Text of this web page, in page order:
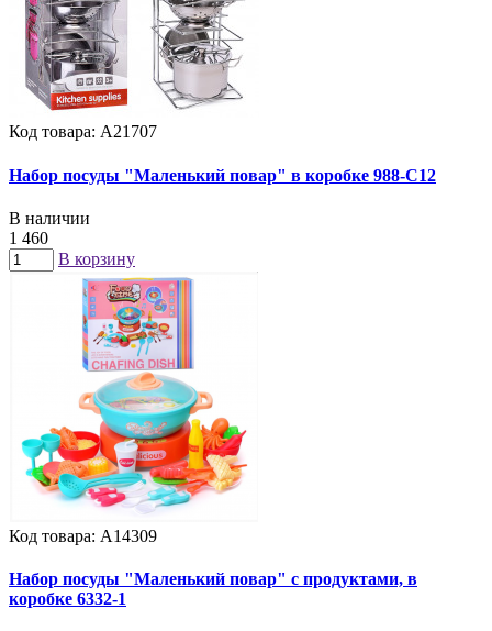
Код товара: А21707
Набор посуды "Маленький повар" в коробке 988-C12
В наличии
1 460
В корзину
Код товара: А14309
Набор посуды "Маленький повар" с продуктами, в
коробке 6332-1